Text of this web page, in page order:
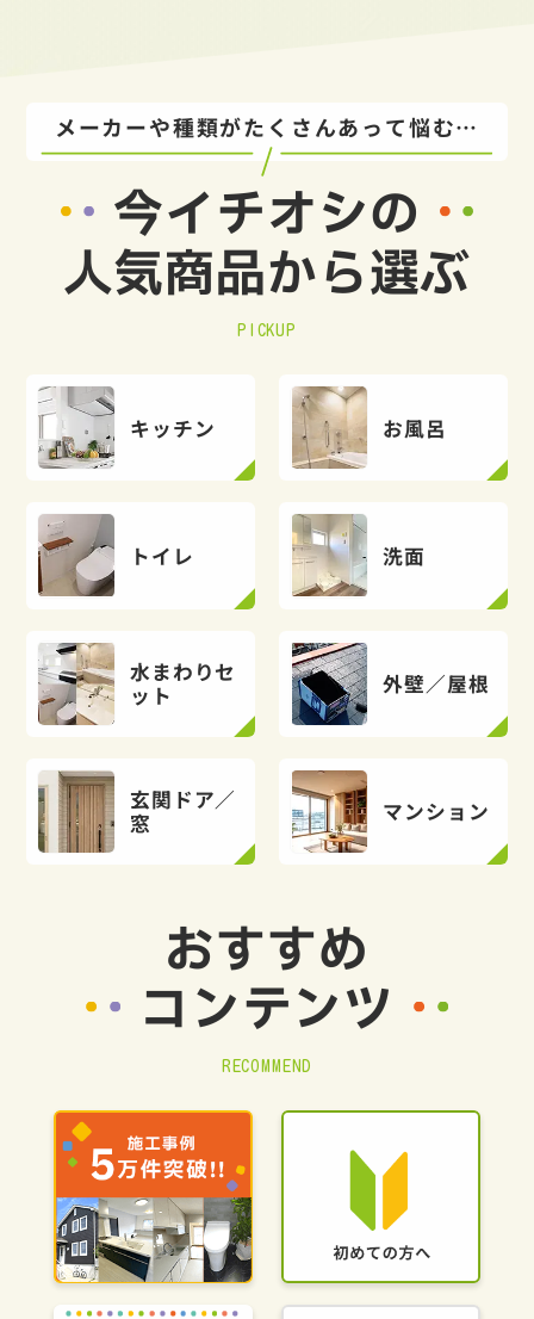
メーカーや種類がたくさんあって悩む…
今イチオシの
人気商品から選ぶ
PICKUP
キッチン お風呂
トイレ 洗面
水まわりセ
ット
外壁／屋根
玄関ドア／
窓
マンション
おすすめ
コンテンツ
RECOMMEND